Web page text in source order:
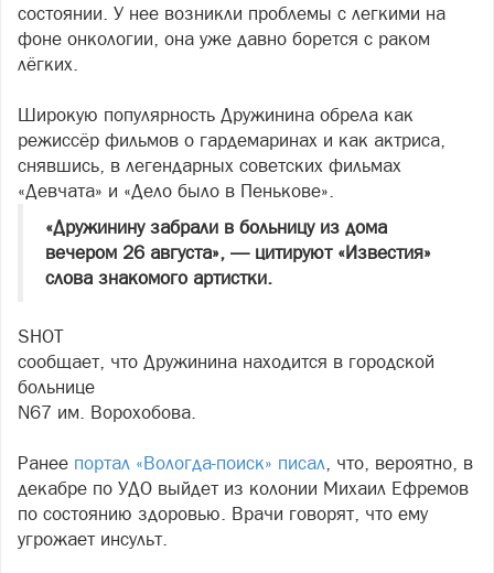
состоянии. У нее возникли проблемы с легкими на
фоне онкологии, она уже давно борется с раком
лёгких.
Широкую популярность Дружинина обрела как
режиссёр фильмов о гардемаринах и как актриса,
снявшись, в легендарных советских фильмах
«Девчата» и «Дело было в Пенькове».
«Дружинину забрали в больницу из дома
вечером 26 августа», — цитируют «Известия»
слова знакомого артистки.
SHOT
сообщает, что Дружинина находится в городской
больнице
N67 им. Ворохобова.
Ранее портал «Вологда-поиск» писал, что, вероятно, в
декабре по УДО выйдет из колонии Михаил Ефремов
по состоянию здоровью. Врачи говорят, что ему
угрожает инсульт.